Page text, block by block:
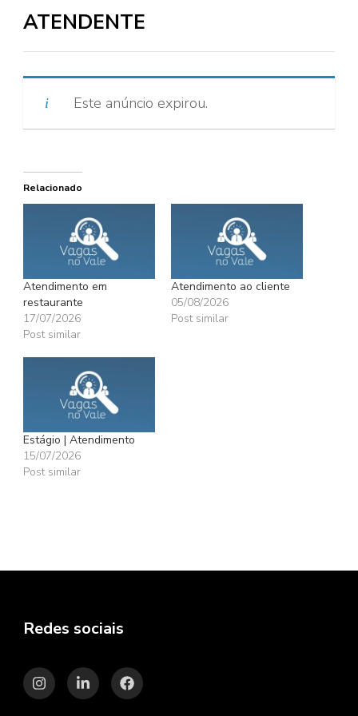
ATENDENTE
Este anúncio expirou.
Relacionado
Atendimento em
restaurante
17/07/2026
Post similar
Atendimento ao cliente
05/08/2026
Post similar
Estágio | Atendimento
15/07/2026
Post similar
Redes sociais